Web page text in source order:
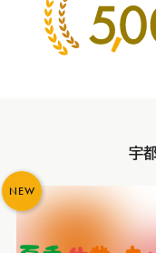
宇
NEW